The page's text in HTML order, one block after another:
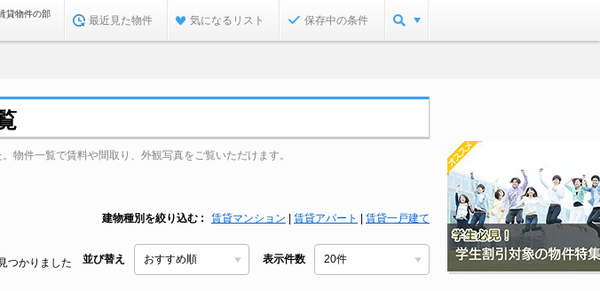
貸物件の部
最近見た物件 気になるリスト 保存中の条件
物件一覧で賃料や間取り、外観写真をご覧いただけます。
建物種別を絞り込む 賃貸マンション 賃貸アパート 賃貸一戸建て
つかりました 並び替え 表示件数